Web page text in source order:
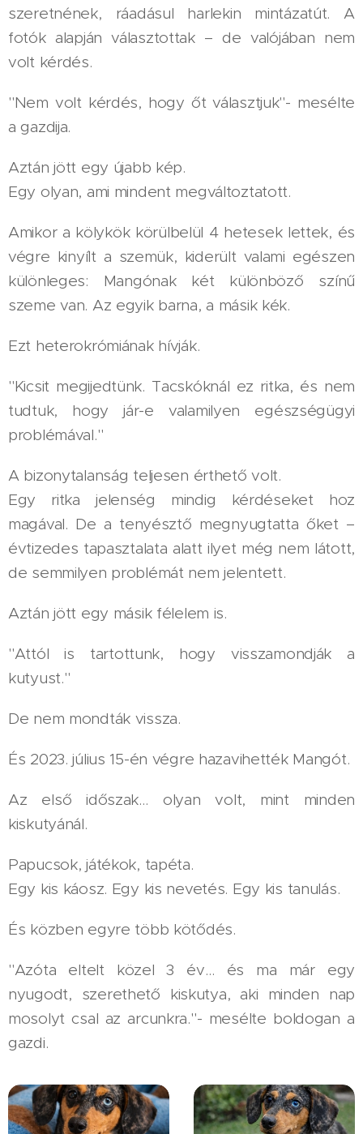
szeretnének, ráadásul harlekin mintázatút. A
fotók alapján választottak – de valójában nem
volt kérdés.
"Nem volt kérdés, hogy őt választjuk"- mesélte
a gazdija.
Aztán jött egy újabb kép.
Egy olyan, ami mindent megváltoztatott.
Amikor a kölykök körülbelül 4 hetesek lettek, és
végre kinyílt a szemük, kiderült valami egészen
különleges: Mangónak két különböző színű
szeme van. Az egyik barna, a másik kék.
Ezt heterokrómiának hívják.
"Kicsit megijedtünk. Tacskóknál ez ritka, és nem
tudtuk, hogy jár-e valamilyen egészségügyi
problémával."
A bizonytalanság teljesen érthető volt.
Egy ritka jelenség mindig kérdéseket hoz
magával. De a tenyésztő megnyugtatta őket –
évtizedes tapasztalata alatt ilyet még nem látott,
de semmilyen problémát nem jelentett.
Aztán jött egy másik félelem is.
"Attól is tartottunk, hogy visszamondják a
kutyust."
De nem mondták vissza.
És 2023. július 15-én végre hazavihették Mangót.
Az első időszak… olyan volt, mint minden
kiskutyánál.
Papucsok, játékok, tapéta.
Egy kis káosz. Egy kis nevetés. Egy kis tanulás.
És közben egyre több kötődés.
"Azóta eltelt közel 3 év… és ma már egy
nyugodt, szerethető kiskutya, aki minden nap
mosolyt csal az arcunkra."- mesélte boldogan a
gazdi.